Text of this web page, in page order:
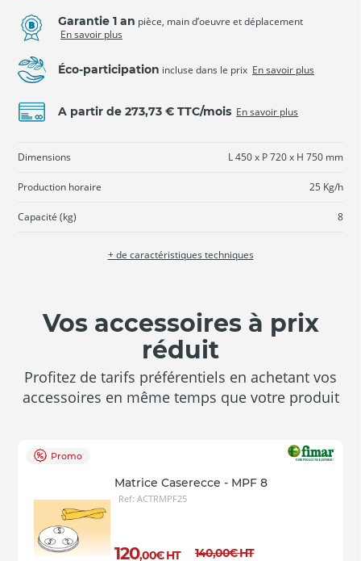
Garantie 1 an pièce, main d’oeuvre et déplacement
En savoir plus
Éco-participation incluse dans le prix En savoir plus
A partir de 273,73 € TTC/mois En savoir plus
Dimensions L 450 x P 720 x H 750 mm
Production horaire 25 Kg/h
Capacité (kg) 8
+ de caractéristiques techniques
Vos accessoires à prix
réduit
Profitez de tarifs préférentiels en achetant vos
accessoires en même temps que votre produit
Promo
Matrice Caserecce - MPF 8
Ref: ACTRMPF25
120,00€ HT 140,00€HT